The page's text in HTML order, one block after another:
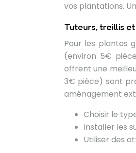
vos plantations.
Tuteurs, treillis
Pour les plantes
(environ 5€
offrent une
3€ pièce) sont
aménagement
Choisir le
Installer les
Utiliser des